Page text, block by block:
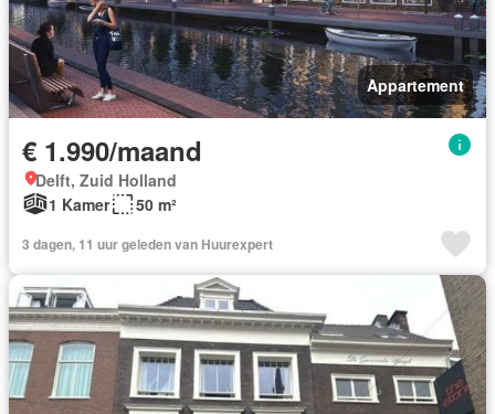
Appartement
€ 1.990/maand
Delft, Zuid Holland
1 Kamer
50 m²
3 dagen, 11 uur geleden van Huurexpert